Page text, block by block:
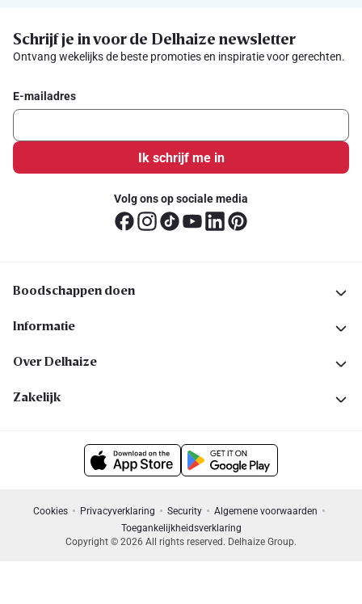
Schrijf je in voor de Delhaize newsletter
Ontvang wekelijks de beste promoties en inspiratie voor gerechten.
E-mailadres
Ik schrijf me in
Volg ons op sociale media
Boodschappen doen
Informatie
Over Delhaize
Zakelijk
Cookies Privacyverklaring Security
Algemene voorwaarden
Toegankelijkheidsverklaring
Copyright © 2026 All rights reserved. Delhaize Group.